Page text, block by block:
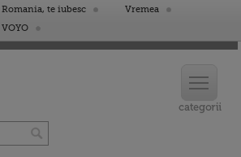
Romania, te iubesc
Vremea
VOYO